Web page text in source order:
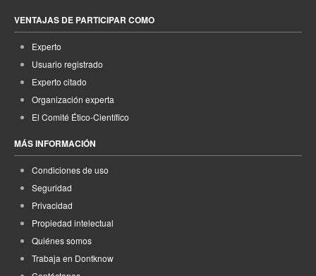
VENTAJAS DE PARTICIPAR COMO
Experto
Usuario registrado
Experto citado
Organización experta
El Comité Ético-Científico
MÁS INFORMACIÓN
Condiciones de uso
Seguridad
Privacidad
Propiedad intelectual
Quiénes somos
Trabaja en Dontknow